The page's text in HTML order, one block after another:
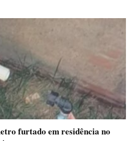
furtado em residência no